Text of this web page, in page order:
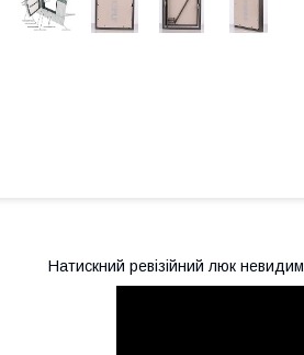
Натискний ревізійний люк